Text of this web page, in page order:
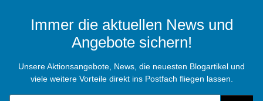
Immer die aktuellen News und
Angebote sichern!
Unsere Aktionsangebote, News, die neuesten Blogartikel und
viele weitere Vorteile direkt ins Postfach fliegen lassen.